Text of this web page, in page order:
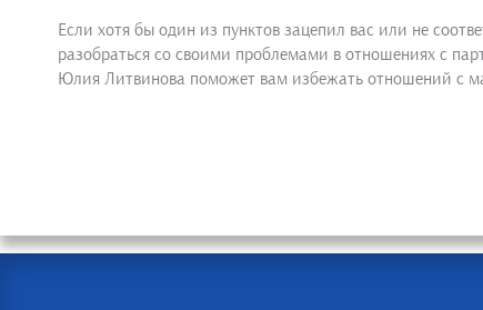
Если хотя бы один из пунктов зацепил вас или не
разобраться со своими проблемами в отношениях с
Юлия Литвинова поможет вам избежать отношений с